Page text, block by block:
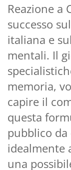
Reazione a
successo
italiana e
mentali. Il
memoria,
capire il
questa
pubblico
idealmente
una